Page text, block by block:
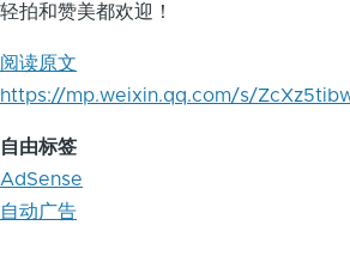
轻拍和赞美都欢迎！
阅读原文
https://mp.weixin.qq.com/s/
自由标签
AdSense
自动广告